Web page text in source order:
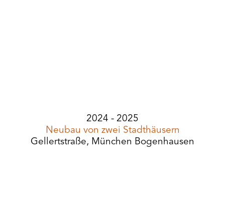
2024 - 2025
Neubau von zwei Stadthäusern
Gellertstraße, München Bogenhausen